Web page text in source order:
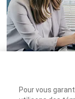
Pour vous